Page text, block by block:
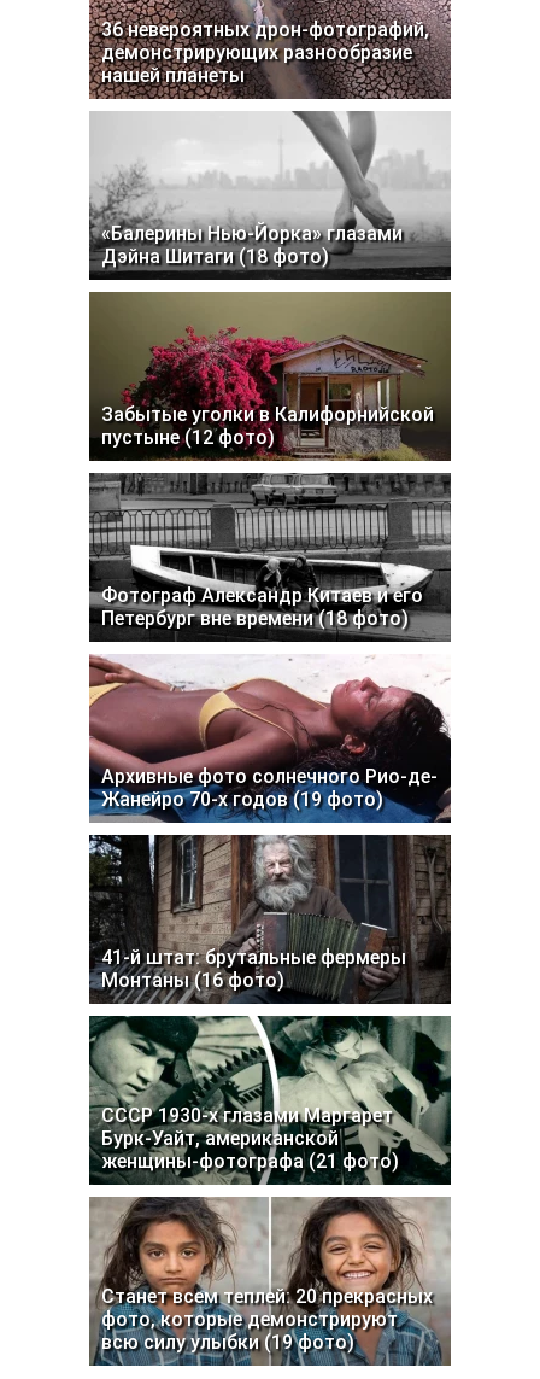
36 невероятных дрон-фотографий,
демонстрирующих разнообразие
нашей планеты
«Балерины Нью-Йорка» глазами
Дэйна Шитаги (18 фото)
Забытые уголки в Калифорнийской
пустыне (12 фото)
Фотограф Александр Китаев и его
Петербург вне времени (18 фото)
Архивные фото солнечного Рио-де-
Жанейро 70-х годов (19 фото)
41-й штат: брутальные фермеры
Монтаны (16 фото)
СССР 1930-х глазами Маргарет
Бурк-Уайт, американской
женщины-фотографа (21 фото)
Станет всем теплей: 20 прекрасных
фото, которые демонстрируют
всю силу улыбки (19 фото)